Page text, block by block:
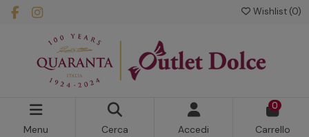
Wishlist (0)
Menu Cerca Accedi
0
Carrello